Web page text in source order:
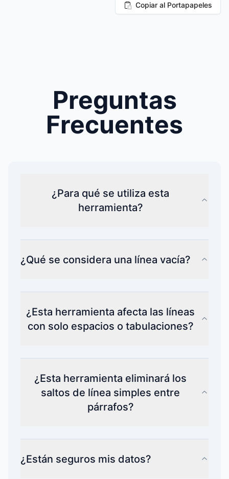
Copiar al Portapapeles
Preguntas
Frecuentes
¿Para qué se utiliza esta
herramienta?
¿Qué se considera una línea vacía?
¿Esta herramienta afecta las líneas
con solo espacios o tabulaciones?
¿Esta herramienta eliminará los
saltos de línea simples entre
párrafos?
¿Están seguros mis datos?